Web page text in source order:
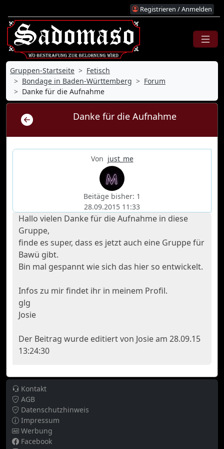
Registrieren / Anmelden
Gruppen-Startseite
Fetisch
Bondage in Baden-Württemberg
Forum
Danke für die Aufnahme
Danke für die Aufnahme
Von just_me
Beitäge bisher: 1
28.09.2015 11:33
Hallo vielen Danke für die Aufnahme in diese
Gruppe,
finde es super, dass es jetzt auch eine Gruppe für
Bawü gibt.
Bin mal gespannt wie sich das hier so entwickelt.
Infos zu mir findet ihr in meinem Profil.
glg
Josie
Der Beitrag wurde editiert von Josie am 28.09.15
13:24:30
Kontakt
AGB
Datenschutzhinweis
Impressum
Werbung
Facebook